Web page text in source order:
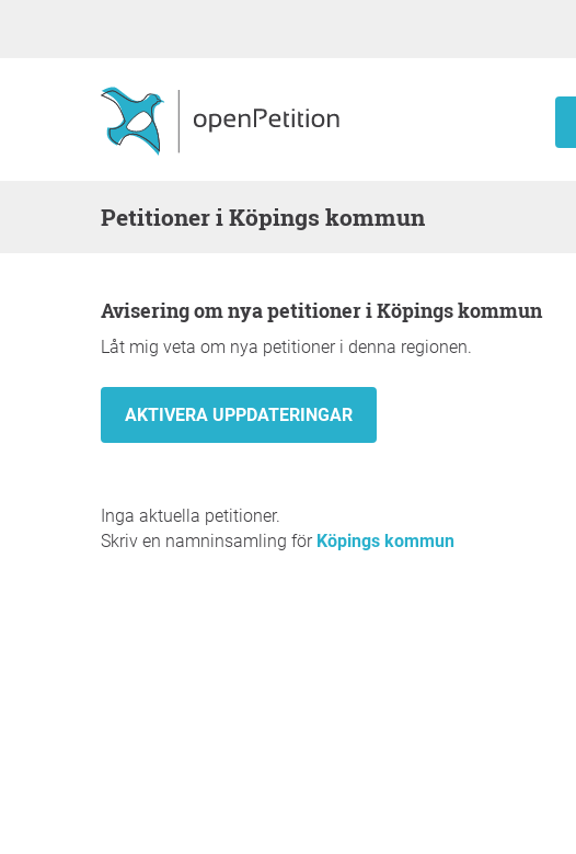
Petitioner i Köpings kommun
Avisering om nya petitioner i Köpings kommun
Låt mig veta om nya petitioner i denna regionen.
Inga aktuella petitioner.
Skriv en namninsamling för Köpings kommun